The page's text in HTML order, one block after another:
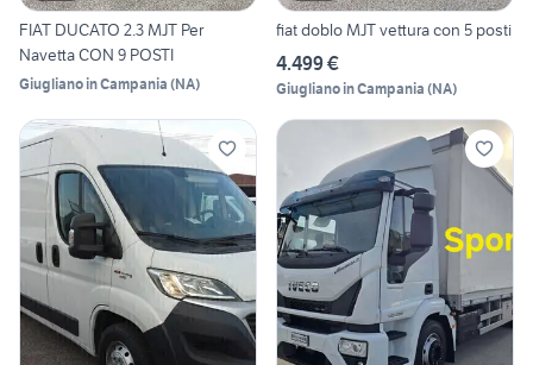
FIAT DUCATO 2.3 MJT Per
Navetta CON 9 POSTI
Giugliano in Campania (NA)
fiat doblo MJT vettura con 5 posti
4.499 €
Giugliano in Campania (NA)